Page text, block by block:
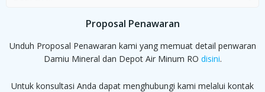
Proposal Penawaran
Unduh Proposal Penawaran kami yang memuat detail penwaran
Damiu Mineral dan Depot Air Minum RO disini.
Untuk konsultasi Anda dapat menghubungi kami melalui kontak